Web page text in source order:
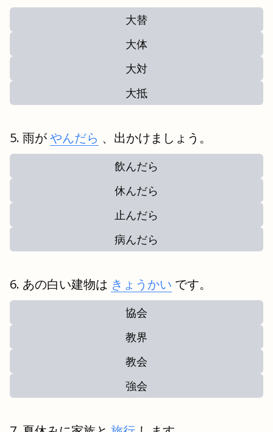
大替
大体
大対
大抵
雨がやんだら 、出かけましょう。
飲んだら
休んだら
止んだら
病んだら
あの白い建物は きょうかい です。
協会
教界
教会
強会